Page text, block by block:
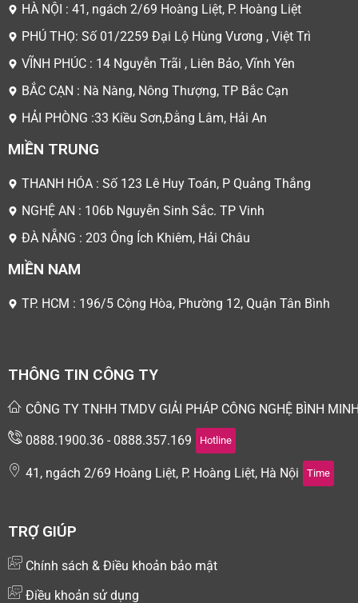
HÀ NỘI : 41, ngách 2/69 Hoàng Liệt, P. Hoàng Liệt
PHÚ THỌ: Số 01/2259 Đại Lộ Hùng Vương , Việt Trì
VĨNH PHÚC : 14 Nguyễn Trãi , Liên Bảo, Vĩnh Yên
BẮC CẠN : Nà Nàng, Nông Thượng, TP Bắc Cạn
HẢI PHÒNG :33 Kiều Sơn,Đằng Lâm, Hải An
MIỀN TRUNG
THANH HÓA : Số 123 Lê Huy Toán, P Quảng Thắng
NGHỆ AN : 106b Nguyễn Sinh Sắc. TP Vinh
ĐÀ NẴNG : 203 Ông Ích Khiêm, Hải Châu
MIỀN NAM
TP. HCM : 196/5 Cộng Hòa, Phường 12, Quận Tân Bình
THÔNG TIN CÔNG TY
CÔNG TY TNHH TMDV GIẢI PHÁP CÔNG NGHỆ BÌNH
0888.1900.36 - 0888.357.169 Hotline
41, ngách 2/69 Hoàng Liệt, P. Hoàng Liệt, Hà Nội Time
TRỢ GIÚP
Chính sách & Điều khoản bảo mật
Điều khoản sử dụng